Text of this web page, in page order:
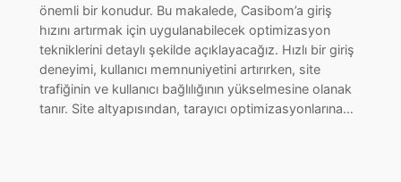
önemli bir konudur. Bu makalede, Casibom’a giriş
hızını artırmak için uygulanabilecek optimizasyon
tekniklerini detaylı şekilde açıklayacağız. Hızlı bir giriş
deneyimi, kullanıcı memnuniyetini artırırken, site
trafiğinin ve kullanıcı bağlılığının yükselmesine olanak
tanır. Site altyapısından, tarayıcı optimizasyonlarına…